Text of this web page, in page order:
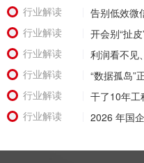
行业解读
行业解读
行业解读
行业解读
行业解读
行业解读